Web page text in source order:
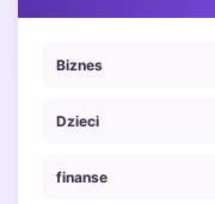
Biznes
Dzieci
finanse